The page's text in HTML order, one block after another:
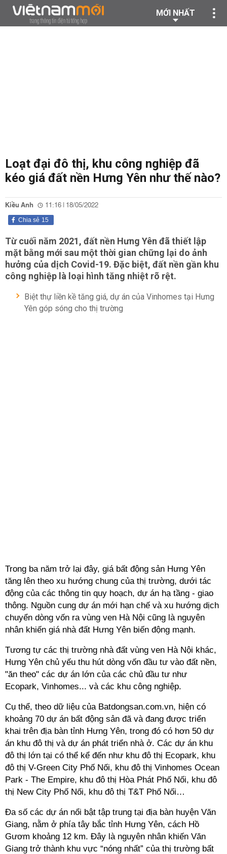
MỚI NHẤT
Loạt đại đô thị, khu công nghiệp đã
kéo giá đất nền Hưng Yên như thế nào?
Kiều Anh 11:16 | 18/05/2022
15
Chia sẻ
Từ cuối năm 2021, đất nền Hưng Yên đã thiết lập
mặt bằng mới sau một thời gian chững lại do ảnh
hưởng của dịch Covid-19. Đặc biệt, đất nền gần khu
công nghiệp là loại hình tăng nhiệt rõ rệt.
Biệt thự liền kề tăng giá, dự án của Vinhomes tại Hưng
Yên góp sóng cho thị trường
Trong ba năm trở lại đây, giá bất động sản Hưng Yên
tăng lên theo xu hướng chung của thị trường, dưới tác
động của các thông tin quy hoạch, dự án hạ tầng - giao
thông. Nguồn cung dự án mới hạn chế và xu hướng dịch
chuyển dòng vốn ra vùng ven Hà Nội cũng là nguyên
nhân khiến giá nhà đất Hưng Yên biến động mạnh.
Tương tự các thị trường nhà đất vùng ven Hà Nội khác,
Hưng Yên chủ yếu thu hút dòng vốn đầu tư vào đất nền,
"ăn theo" các dự án lớn của các chủ đầu tư như
Ecopark, Vinhomes... và các khu công nghiệp.
Cụ thể, theo dữ liệu của Batdongsan.com.vn, hiện có
khoảng 70 dự án bất động sản đã và đang được triển
khai trên địa bàn tỉnh Hưng Yên, trong đó có hơn 50 dự
án khu đô thị và dự án phát triển nhà ở. Các dự án khu
đô thị lớn tại có thể kể đến như khu đô thị Ecopark, khu
đô thị V-Green City Phố Nối, khu đô thị Vinhomes Ocean
Park - The Empire, khu đô thị Hòa Phát Phố Nối, khu đô
thị New City Phố Nối, khu đô thị T&T Phố Nối…
Đa số các dự án nổi bật tập trung tại địa bàn huyện Văn
Giang, nằm ở phía tây bắc tỉnh Hưng Yên, cách Hồ
Gươm khoảng 12 km. Đây là nguyên nhân khiến Văn
Giang trở thành khu vực “nóng nhất” của thị trường bất